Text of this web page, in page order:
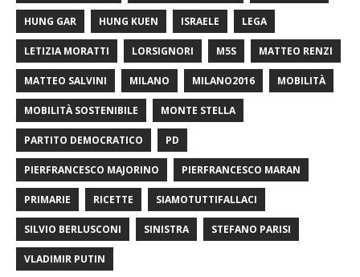
HUNG GAR HUNG KUEN ISRAELE LEGA
LETIZIA MORATTI LORSIGNORI M5S MATTEO RENZI
MATTEO SALVINI MILANO MILANO2016 MOBILITÀ
MOBILITÀ SOSTENIBILE MONTE STELLA
PARTITO DEMOCRATICO PD
PIERFRANCESCO MAJORINO PIERFRANCESCO MARAN
PRIMARIE RICETTE SIAMOTUTTIFALLACI
SILVIO BERLUSCONI SINISTRA STEFANO PARISI
VLADIMIR PUTIN